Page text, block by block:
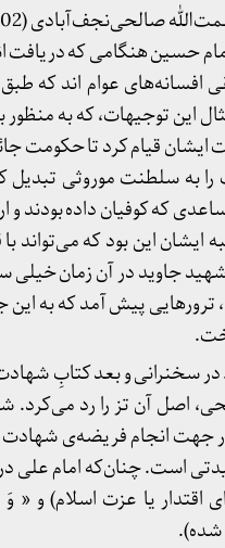
که امام حسین هنگامی که
افسانه‌های عوام اند که
این توجیهات، که به
قیام کرد تا حکومت
به سلطنت موروثی تبدیل
که کوفیان داده بودند و
این بود که می‌تواند
جاوید در آن زمان
پیش آمد که به
اصل آن تز را رد
جهت انجام فریضه‌ی
اقتدار یا عزت اسلام) و
‌شده).